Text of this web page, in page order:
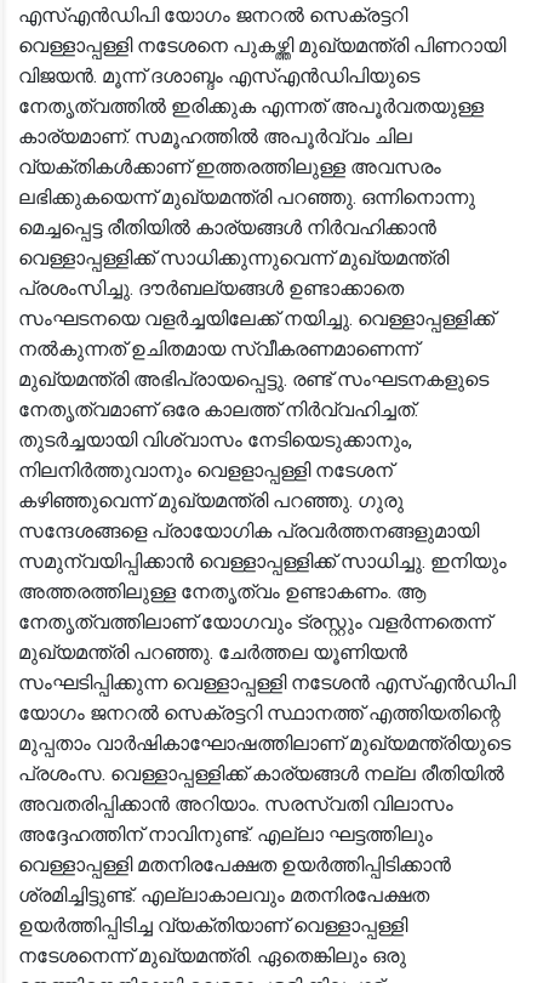
എസ്എൻഡിപി യോഗം ജനറൽ സെക്രട്ടറി
വെള്ളാപ്പള്ളി നടേശനെ പുകഴ്ത്തി മുഖ്യമന്ത്രി പിണറായി
വിജയൻ. മൂന്ന് ദശാബ്ദം എസ്എൻഡിപിയുടെ
നേതൃത്വത്തിൽ ഇരിക്കുക എന്നത് അപൂർവതയുള്ള
കാര്യമാണ്. സമൂഹത്തിൽ അപൂർവ്വം ചില
വ്യക്തികൾക്കാണ് ഇത്തരത്തിലുള്ള അവസരം
ലഭിക്കുകയെന്ന് മുഖ്യമന്ത്രി പറഞ്ഞു. ഒന്നിനൊന്നു
മെച്ചപ്പെട്ട രീതിയിൽ കാര്യങ്ങൾ നിർവഹിക്കാൻ
വെള്ളാപ്പള്ളിക്ക് സാധിക്കുന്നുവെന്ന് മുഖ്യമന്ത്രി
പ്രശംസിച്ചു. ദൗർബല്യങ്ങൾ ഉണ്ടാക്കാതെ
സംഘടനയെ വളർച്ചയിലേക്ക് നയിച്ചു. വെള്ളാപ്പള്ളിക്ക്
നൽകുന്നത് ഉചിതമായ സ്വീകരണമാണെന്ന്
മുഖ്യമന്ത്രി അഭിപ്രായപ്പെട്ടു. രണ്ട് സംഘടനകളുടെ
നേതൃത്വമാണ് ഒരേ കാലത്ത് നിർവ്വഹിച്ചത്.
തുടർച്ചയായി വിശ്വാസം നേടിയെടുക്കാനും,
നിലനിർത്തുവാനും വെളളാപ്പള്ളി നടേശന്
കഴിഞ്ഞുവെന്ന് മുഖ്യമന്ത്രി പറഞ്ഞു. ഗുരു
സന്ദേശങ്ങളെ പ്രായോഗിക പ്രവർത്തനങ്ങളുമായി
സമുന്വയിപ്പിക്കാൻ വെള്ളാപ്പള്ളിക്ക് സാധിച്ചു. ഇനിയും
അത്തരത്തിലുള്ള നേതൃത്വം ഉണ്ടാകണം. ആ
നേതൃത്വത്തിലാണ് യോഗവും ട്രസ്റ്റും വളർന്നതെന്ന്
മുഖ്യമന്ത്രി പറഞ്ഞു. ചേർത്തല യൂണിയൻ
സംഘടിപ്പിക്കുന്ന വെള്ളാപ്പള്ളി നടേശൻ എസ്എൻഡിപി
യോഗം ജനറൽ സെക്രട്ടറി സ്ഥാനത്ത് എത്തിയതിന്റെ
മുപ്പതാം വാർഷികാഘോഷത്തിലാണ് മുഖ്യമന്ത്രിയുടെ
പ്രശംസ. വെള്ളാപ്പള്ളിക്ക് കാര്യങ്ങൾ നല്ല രീതിയിൽ
അവതരിപ്പിക്കാൻ അറിയാം. സരസ്വതി വിലാസം
അദ്ദേഹത്തിന് നാവിനുണ്ട്. എല്ലാ ഘട്ടത്തിലും
വെള്ളാപ്പള്ളി മതനിരപേക്ഷത ഉയർത്തിപ്പിടിക്കാൻ
ശ്രമിച്ചിട്ടുണ്ട്. എല്ലാകാലവും മതനിരപേക്ഷത
ഉയർത്തിപ്പിടിച്ച വ്യക്തിയാണ് വെള്ളാപ്പള്ളി
നടേശനെന്ന് മുഖ്യമന്ത്രി. ഏതെങ്കിലും ഒരു